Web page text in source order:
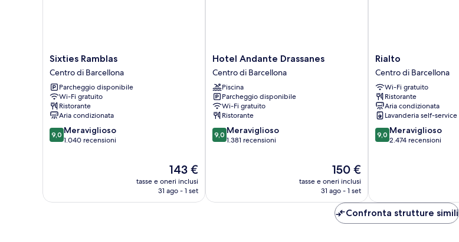
Sixties
Ramblas
Centro
di
Barcellona
Sixties Ramblas
Centro di Barcellona
Parcheggio disponibile
Wi-Fi gratuito
Ristorante
Aria condizionata
9.0
su
9,0 Meraviglioso
1.040 recensioni
Il
prezzo
attuale
143 €
tasse e oneri inclusi
31 ago - 1 set
Hotel
Andante
Drassanes
Centro
di
Barcellona
Hotel Andante Drassanes
Centro di Barcellona
Piscina
Parcheggio disponibile
Wi-Fi gratuito
Ristorante
9.0
su
9,0 Meraviglioso
1.381 recensioni
Il
prezzo
attuale
150 €
150 €
tasse e oneri inclusi
31 ago - 1 set
Rialto
Centro
di
Barcellona
Rialto
Centro di Barcellona
Wi-Fi gratuito
Ristorante
Aria condizionata
Lavanderia self-service
9.0
su
9,0 Meraviglioso
2.474 recensioni
Confronta strutture simili